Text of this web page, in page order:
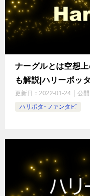
ナーグルとは空想
も解説|ハリーポッ
更新日： 2022-01-24 公開
ハリポタ･ファンタビ